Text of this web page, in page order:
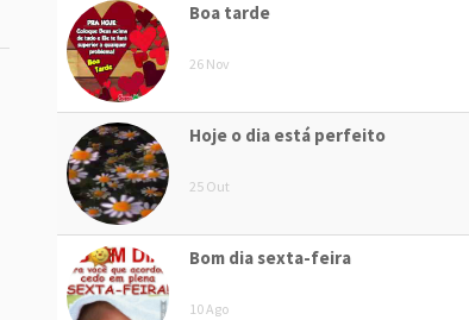
Boa tarde
26 Nov
Hoje o dia está perfeito
25 Out
Bom dia sexta-feira
10 Ago